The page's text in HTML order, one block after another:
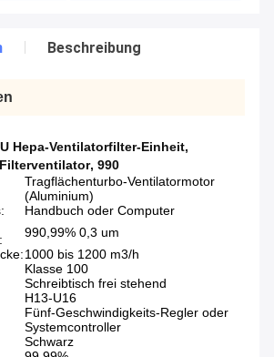
Beschreibung
Hepa-Ventilatorfilter-Einheit,
, 990
Tragflächenturbo-Ventilatormotor
(Aluminium)
Handbuch oder Computer
990,99% 0,3 um
1000 bis 1200 m3/h
Klasse 100
Schreibtisch frei stehend
H13-U16
Fünf-Geschwindigkeits-Regler oder
Systemcontroller
Schwarz